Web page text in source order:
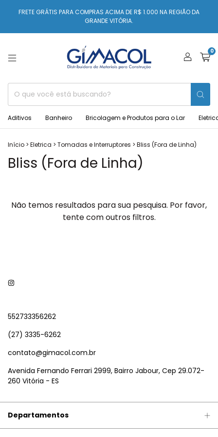
FRETE GRÁTIS PARA COMPRAS ACIMA DE R$ 1.000 NA REGIÃO DA
GRANDE VITÓRIA.
0
Aditivos Banheiro Bricolagem e Produtos para o Lar
Início > Eletrica > Tomadas e Interruptores > Bliss (Fora de Linha)
Bliss (Fora de Linha)
Não temos resultados para sua pesquisa. Por favor,
tente com outros filtros.
552733356262
(27) 3335-6262
contato@gimacol.com.br
Avenida Fernando Ferrari 2999, Bairro Jabour, Cep 29.072-
260 Vitória - ES
Departamentos